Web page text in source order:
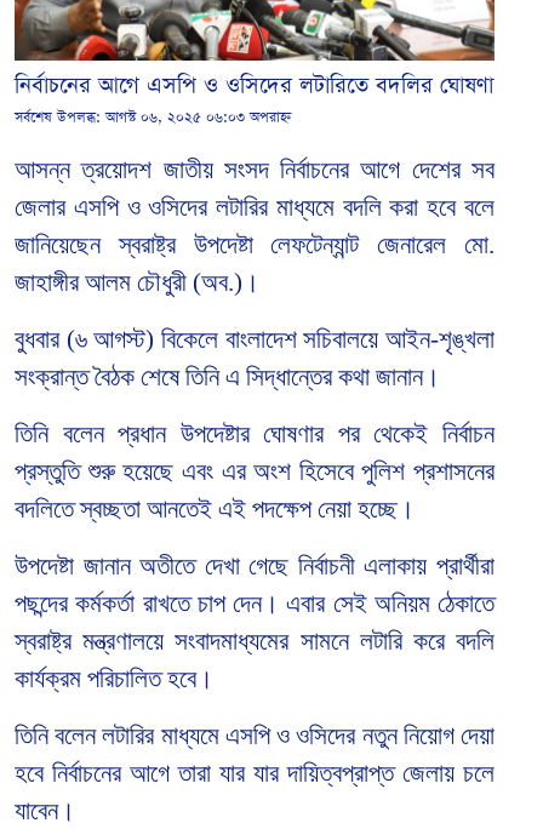
নির্বাচনের আগে এসপি ও ওসিদের লটারিতে বদলির ঘোষণা
সর্বশেষ উপলব্ধ:আগস্ট ০৬, ২০২৫ ০৬:০৩ অপরাহ্ন
আসন্ন ত্রয়োদশ জাতীয় সংসদ নির্বাচনের আগে দেশের সব
জেলার এসপি ও ওসিদের লটারির মাধ্যমে বদলি করা হবে বলে
জানিয়েছেন স্বরাষ্ট্র উপদেষ্টা লেফটেন্যান্ট জেনারেল মো.
জাহাঙ্গীর আলম চৌধুরী (অব.)।
বুধবার (৬ আগস্ট) বিকেলে বাংলাদেশ সচিবালয়ে আইন-শৃঙ্খলা
সংক্রান্ত বৈঠক শেষে তিনি এ সিদ্ধান্তের কথা জানান।
তিনি বলেন প্রধান উপদেষ্টার ঘোষণার পর থেকেই নির্বাচন
প্রস্তুতি শুরু হয়েছে এবং এর অংশ হিসেবে পুলিশ প্রশাসনের
বদলিতে স্বচ্ছতা আনতেই এই পদক্ষেপ নেয়া হচ্ছে।
উপদেষ্টা জানান অতীতে দেখা গেছে নির্বাচনী এলাকায় প্রার্থীরা
পছন্দের কর্মকর্তা রাখতে চাপ দেন। এবার সেই অনিয়ম ঠেকাতে
স্বরাষ্ট্র মন্ত্রণালয়ে সংবাদমাধ্যমের সামনে লটারি করে বদলি
কার্যক্রম পরিচালিত হবে।
তিনি বলেন লটারির মাধ্যমে এসপি ও ওসিদের নতুন নিয়োগ দেয়া
হবে নির্বাচনের আগে তারা যার যার দায়িত্বপ্রাপ্ত জেলায় চলে
যাবেন।